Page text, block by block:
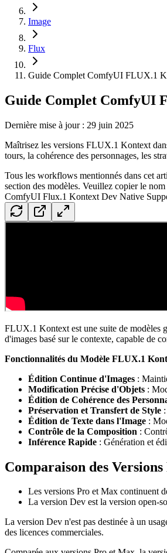
Image
Flux
Guide Complet ComfyUI FLUX.1
Guide Complet ComfyUI
Dernière mise à jour : 29 juin 2025
Maîtrisez les versions FLUX.1 Kontext
tours, la cohérence des personnages, les
Tous les workflows mentionnés dans cet
section des modèles. Veuillez copier le
ComfyUI Flux.1 Kontext Dev Native
FLUX.1 Kontext est une suite de modèles
d'images basé sur le contexte, capable de
Fonctionnalités du Modèle FLUX.1
Édition Continue d'Images :
Modification Précise d'Objets :
Édition de Cohérence des
Préservation et Transfert de Style
Édition de Texte dans l'Image :
Contrôle de la Composition :
Inférence Rapide : Génération et
Comparaison des
Les versions Pro et Max continuent
La version Dev est la version open-
La version Dev n'est pas destinée à un
des licences commerciales.